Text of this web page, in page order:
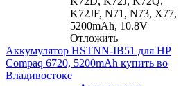
K72JF, N71, N73, X77,
5200mAh, 10.8V
Отложить
Аккумулятор HSTNN-IB51 для HP
Compaq 6720, 5200mAh купить во
Владивостоке